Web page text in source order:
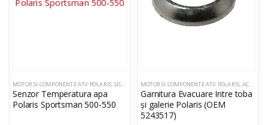
MOTOR SI COMPONENTE ATV POLARIS, SISTEM ELECTRIC SI COMPONENTE
Senzor Temperatura apa
Polaris Sportsman 500-550
MOTOR SI COMPONENTE ATV POLARIS, ACCESORII ESAPAMENT
Garnitura Evacuare Intre toba
și galerie Polaris (OEM
5243517)